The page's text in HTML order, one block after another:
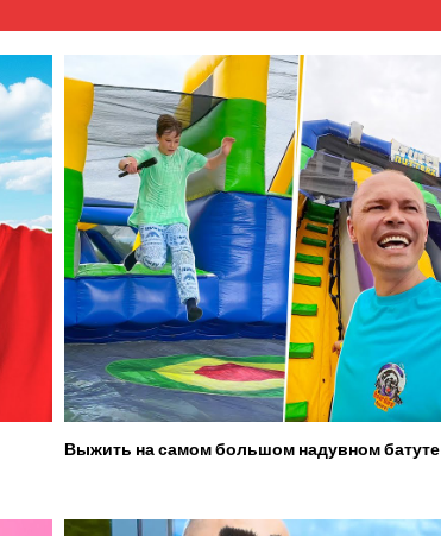
Выжить на самом большом надувном батуте